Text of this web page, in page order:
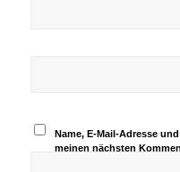
Name, E-Mail-Adresse
meinen nächsten